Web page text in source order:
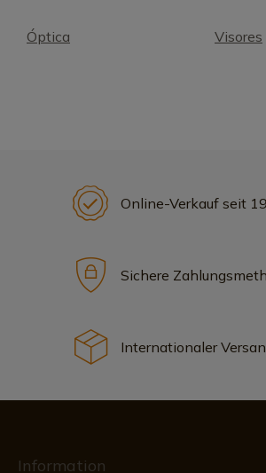
Óptica Visores
Online-Verkauf seit
Sichere
Internationaler
Information